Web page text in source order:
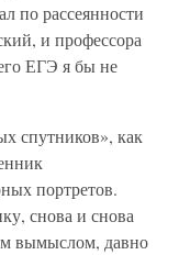
по рассеянности
и профессора
ЕГЭ я бы не
спутников», как
портретов.
снова и снова
вымыслом, давно